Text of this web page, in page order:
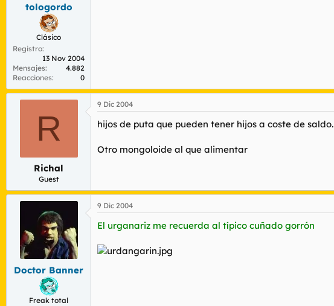
tologordo
Clásico
Registro
13 Nov 2004
Mensajes
4.882
Reacciones
0
R
Richal
Guest
9 Dic 2004
hijos de puta que pueden tener hijos a coste de saldo.
Otro mongoloide al que alimentar
Doctor Banner
Freak total
9 Dic 2004
El urganariz me recuerda al típico cuñado gorrón